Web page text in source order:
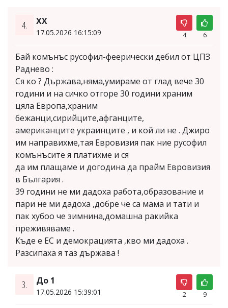
4. ХХ
17.05.2026 16:15:09 4 6
Бай комънъс русофил-феерически дебил от ЦПЗ
Раднево :
Ся ко ? Държава,няма,умираме от глад вече 30
години и на сичко отгоре 30 години храним
цяла Европа,храним
бежанци,сирийците,афганците,
американците украинците , и кой ли не . Джиро
им направихме,тая Евровизия пак ние русофил
комънъсите я платихме и ся
да им плащаме и догодина да прайм Евровизия
в България .
39 години не ми дадоха работа,образование и
пари не ми дадоха ,добре че са мама и тати и
пак хубоо че зимнина,домашна ракийка
преживяваме .
Къде е ЕС и демокрацията ,кво ми дадоха .
Разсипаха я таз държава !
3. До 1
17.05.2026 15:39:01 2 9